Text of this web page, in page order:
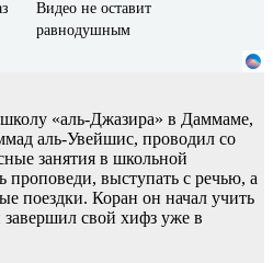
Видео не оставит
равнодушным
«аль-Джазира» в Даммаме,
аль-Увейшис, проводил со
занятия в школьной
проповеди, выступать с речью, а
поездки. Коран он начал учить
свой хифз уже в